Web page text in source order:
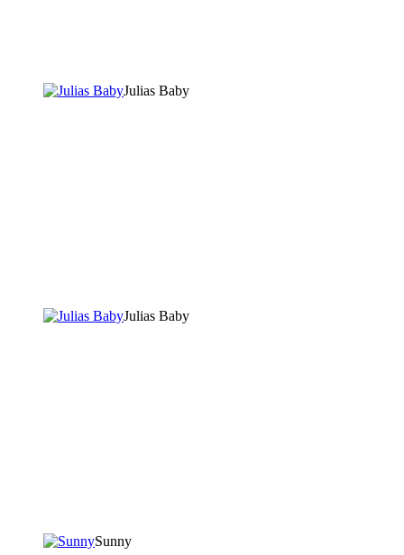
Julias Baby
Julias Baby
Sunny